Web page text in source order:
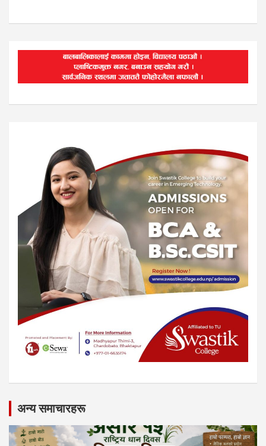
अन्य समाचारहरू